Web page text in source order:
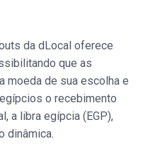
da dLocal oferece
que as
moeda de sua escolha e
o recebimento
a libra egípcia (EGP),
dinâmica.